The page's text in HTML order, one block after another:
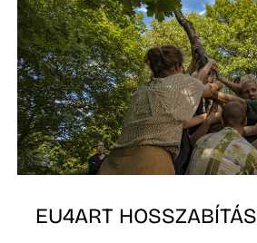
EU4ART HOSSZABÍTÁS